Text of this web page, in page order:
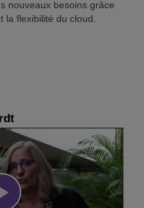
nouveaux besoins grâce
flexibilité du cloud.